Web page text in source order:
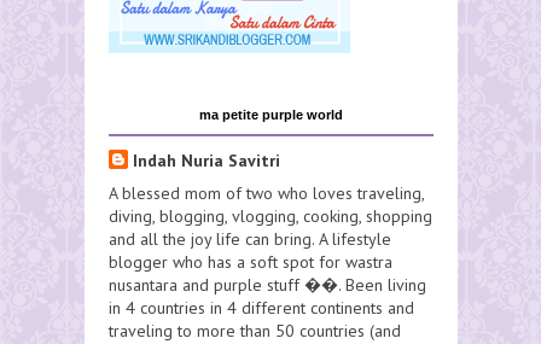
ma petite purple world
Indah Nuria Savitri
A blessed mom of two who loves traveling,
diving, blogging, vlogging, cooking, shopping
and all the joy life can bring. A lifestyle
blogger who has a soft spot for wastra
nusantara and purple stuff ��. Been living
in 4 countries in 4 different continents and
traveling to more than 50 countries (and